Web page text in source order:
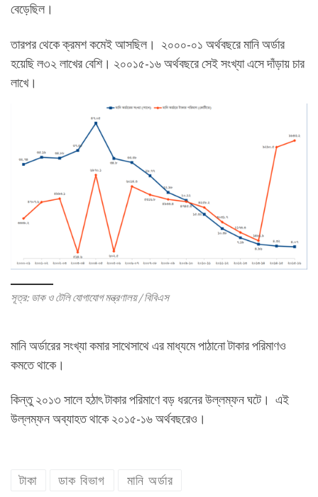
বেড়েছিল।
তারপর থেকে ক্রমশ কমেই আসছিল। ২০০০-০১ অর্থবছরে মানি অর্ডার
হয়েছি ল৩২ লাখের বেশি। ২০০১৫-১৬ অর্থবছরে সেই সংখ্যা এসে দাঁড়ায় চার
লাখে।
সূত্র: ডাক ও টেলি যোগাযোগ মন্ত্রণালয় / বিবিএস
মানি অর্ডারের সংখ্যা কমার সাথেসাথে এর মাধ্যমে পাঠানো টাকার পরিমাণও
কমতে থাকে।
কিন্তু ২০১৩ সালে হঠাৎ টাকার পরিমাণে বড় ধরনের উল্লম্ফন ঘটে। এই
উল্লম্ফন অব্যাহত থাকে ২০১৫-১৬ অর্থবছরেও।
টাকা ডাক বিভাগ মানি অর্ডার